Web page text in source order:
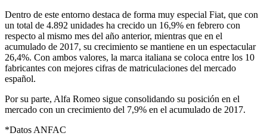
Dentro de este entorno destaca de forma muy especial Fiat, que con
un total de 4.892 unidades ha crecido un 16,9% en febrero con
respecto al mismo mes del año anterior, mientras que en el
acumulado de 2017, su crecimiento se mantiene en un espectacular
26,4%. Con ambos valores, la marca italiana se coloca entre los 10
fabricantes con mejores cifras de matriculaciones del mercado
español.
Por su parte, Alfa Romeo sigue consolidando su posición en el
mercado con un crecimiento del 7,9% en el acumulado de 2017.
*Datos ANFAC